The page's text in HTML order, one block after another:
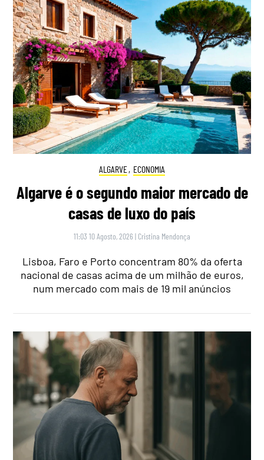
ALGARVE, ECONOMIA
Algarve é o segundo maior mercado de
casas de luxo do país
11:03 10 Agosto, 2026 | Cristina Mendonça
Lisboa, Faro e Porto concentram 80% da oferta
nacional de casas acima de um milhão de euros,
num mercado com mais de 19 mil anúncios